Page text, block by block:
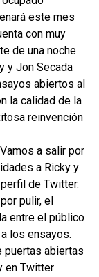
este mes
con muy
de una noche
y Jon Secada
abiertos al
la calidad de la
reinvención
a salir por
a Ricky y
de Twitter.
pulir, el
entre el público
los ensayos.
puertas abiertas
en Twitter